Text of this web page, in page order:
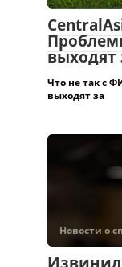
Что не так с
выходят за
Новости о